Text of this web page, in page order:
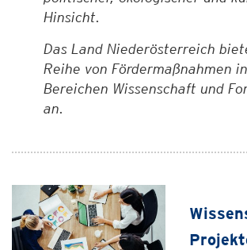
Hinsicht.
Das Land Niederösterreich
Reihe von Fördermaßnahmen
Bereichen Wissenschaft und
an.